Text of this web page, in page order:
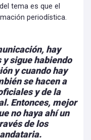
tema es que el
periodística.
hay
sigue habiendo
y cuando hay
se hacen a
y de la
Entonces, mejor
no haya ahí un
de los